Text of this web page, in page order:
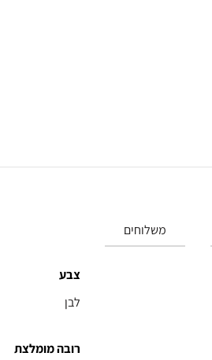
משלוחים
צבע
לבן
רובה מומלצת